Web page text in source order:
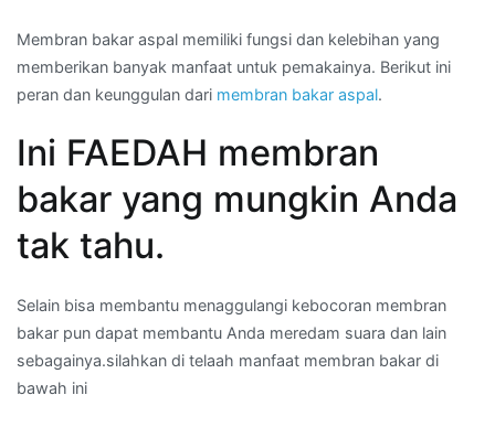
Membran bakar aspal memiliki fungsi dan kelebihan yang
memberikan banyak manfaat untuk pemakainya. Berikut ini
peran dan keunggulan dari membran bakar aspal.
Ini FAEDAH membran
bakar yang mungkin Anda
tak tahu.
Selain bisa membantu menaggulangi kebocoran membran
bakar pun dapat membantu Anda meredam suara dan lain
sebagainya.silahkan di telaah manfaat membran bakar di
bawah ini